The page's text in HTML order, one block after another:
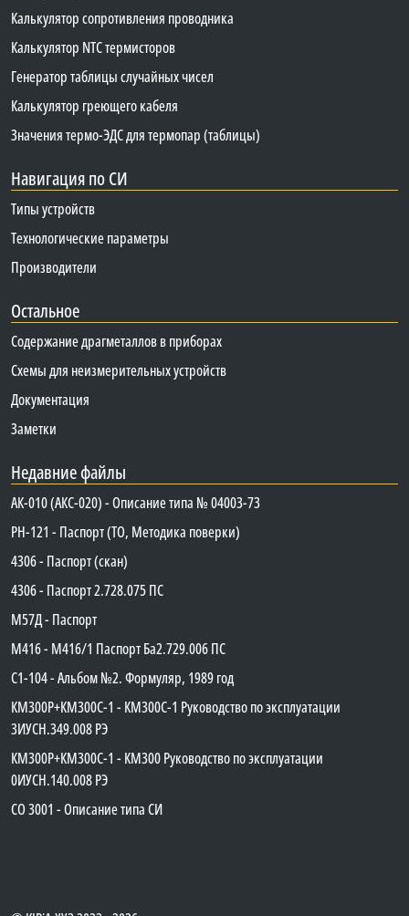
Калькулятор сопротивления проводника
Калькулятор NTC термисторов
Генератор таблицы случайных чисел
Калькулятор греющего кабеля
Значения термо-ЭДС для термопар (таблицы)
Навигация по СИ
Типы устройств
Технологические параметры
Производители
Остальное
Содержание драгметаллов в приборах
Схемы для неизмерительных устройств
Документация
Заметки
Недавние файлы
АК-010 (АКС-020) - Описание типа № 04003-73
PH-121 - Паспорт (ТО, Методика поверки)
4306 - Паспорт (скан)
4306 - Паспорт 2.728.075 ПС
М57Д - Паспорт
М416 - М416/1 Паспорт Ба2.729.006 ПС
C1-104 - Альбом №2. Формуляр, 1989 год
КМ300Р+КМ300С-1 - КМ300C-1 Руководство по эксплуатации
3ИУСН.349.008 РЭ
КМ300Р+КМ300С-1 - КМ300 Руководство по эксплуатации
0ИУСН.140.008 РЭ
СО 3001 - Описание типа СИ